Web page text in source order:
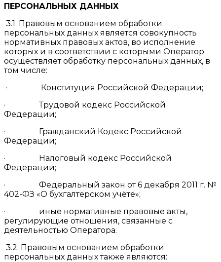
ПЕРСОНАЛЬНЫХ ДАННЫХ
3.1. Правовым основанием обработки
персональных данных является совокупность
нормативных правовых актов, во исполнение
которых и в соответствии с которыми Оператор
осуществляет обработку персональных данных, в
том числе:
· Конституция Российской Федерации;
· Трудовой кодекс Российской
Федерации;
· Гражданский Кодекс Российской
Федерации;
· Налоговый кодекс Российской
Федерации;
· Федеральный закон от 6 декабря 2011 г. №
402-ФЗ «О бухгалтерском учёте»;
· иные нормативные правовые акты,
регулирующие отношения, связанные с
деятельностью Оператора.
3.2. Правовым основанием обработки
персональных данных также являются: